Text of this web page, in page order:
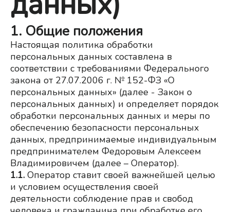
1. Общие положения
Настоящая политика обработки
персональных данных составлена в
соответствии с требованиями Федерального
закона от 27.07.2006 г. № 152-ФЗ «О
персональных данных» (далее - Закон о
персональных данных) и определяет порядок
обработки персональных данных и меры по
обеспечению безопасности персональных
данных, предпринимаемые индивидуальным
предпринимателем Федоровым Алексеем
Владимировичем (далее – Оператор).
1.1. Оператор ставит своей важнейшей целью
и условием осуществления своей
деятельности соблюдение прав и свобод